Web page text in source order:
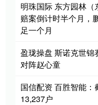
明珠国际 东方园林
赔案倒计时半个月，
足一个月
盈珑操盘 斯诺克世
对阵赵心童
国信配资 百胜智能
13,237户